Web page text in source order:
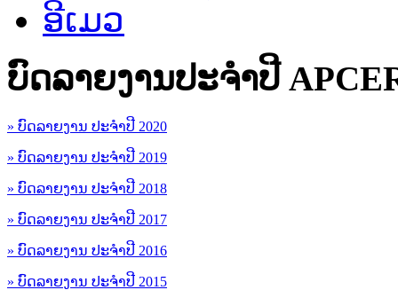
ອີເມວ
ບົດລາຍງານປະຈຳປີ
» ບົດລາຍງານ ປະຈຳປີ 2020
» ບົດລາຍງານ ປະຈຳປີ 2019
» ບົດລາຍງານ ປະຈຳປີ 2018
» ບົດລາຍງານ ປະຈຳປີ 2017
» ບົດລາຍງານ ປະຈຳປີ 2016
» ບົດລາຍງານ ປະຈຳປີ 2015